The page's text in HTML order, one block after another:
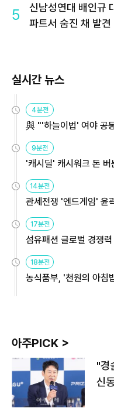
5
신남성연대 배인규
파트서 숨진 채 발견
실시간 뉴스
4분전
與 "'하늘이법' 여야 공
9분전
'캐시딜' 캐시워크 돈 버
14분전
관세전쟁 '엔드게임' 윤
17분전
섬유패션 글로벌 경쟁
18분전
농식품부, '천원의 아
아주PICK >
"경
신